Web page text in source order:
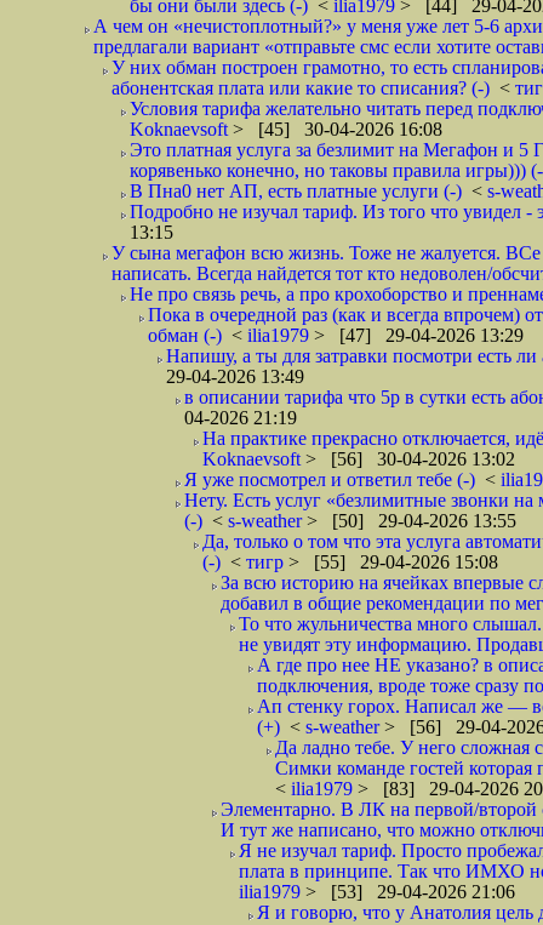
бы они были здесь (-) < ilia1979 > [44] 29-04-
А чем он «нечистоплотный?» у меня уже лет 5-6
предлагали вариант «отправьте смс если хотите
У них обман построен грамотно, то есть
абонентская плата или какие то списания? (-) <
Условия тарифа желательно читать перед
Koknaevsoft > [45] 30-04-2026 16:08
Это платная услуга за безлимит на Мегафон и
корявенько конечно, но таковы правила игры)))
В Пна0 нет АП, есть платные услуги (-) < s-
Подробно не изучал тариф. Из того что увидел -
13:15
У сына мегафон всю жизнь. Тоже не жалуется.
написать. Всегда найдется тот кто недоволен/
Не про связь речь, а про крохоборство и
Пока в очередной раз (как и всегда впрочем)
обман (-) < ilia1979 > [47] 29-04-2026 13:29
Напишу, а ты для затравки посмотри есть
29-04-2026 13:49
в описании тарифа что 5р в сутки есть
04-2026 21:19
На практике прекрасно отключается,
Koknaevsoft > [56] 30-04-2026 13:02
Я уже посмотрел и ответил тебе (-) <
Нету. Есть услуг «безлимитные звонки
(-) < s-weather> [50] 29-04-2026 13:55
Да, только о том что эта услуга
(-) < тигр > [55] 29-04-2026 15:08
За всю историю на ячейках впервые
добавил в общие рекомендации по
То что жульничества много
не увидят эту информацию.
А где про нее НЕ указано? в
подключения, вроде тоже сразу
Ап стенку горох. Написал же —
(+) < s-weather> [56] 29-04-
Да ладно тебе. У него сложная
Симки команде гостей которая
< ilia1979 > [83] 29-04-2026
Элементарно. В ЛК на первой/второй
И тут же написано, что можно
Я не изучал тариф. Просто
плата в принципе. Так что ИМХО
ilia1979 > [53] 29-04-2026 21:06
Я и говорю, что у Анатолия цель